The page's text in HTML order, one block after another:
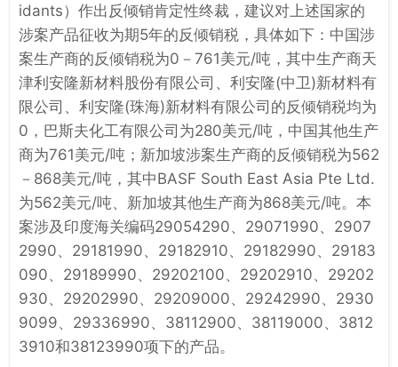
idants）作出反倾销肯定性终裁，建议对上述国家的
涉案产品征收为期5年的反倾销税，具体如下：中国涉
案生产商的反倾销税为0－761美元/吨，其中生产商天
津利安隆新材料股份有限公司、利安隆(中卫)新材料有
限公司、利安隆(珠海)新材料有限公司的反倾销税均为
0，巴斯夫化工有限公司为280美元/吨，中国其他生产
商为761美元/吨；新加坡涉案生产商的反倾销税为562
－868美元/吨，其中BASF South East Asia Pte Ltd.
为562美元/吨、新加坡其他生产商为868美元/吨。本
案涉及印度海关编码29054290、29071990、2907
2990、29181990、29182910、29182990、29183
090、29189990、29202100、29202910、29202
930、29202990、29209000、29242990、2930
9099、29336990、38112900、38119000、3812
3910和38123990项下的产品。